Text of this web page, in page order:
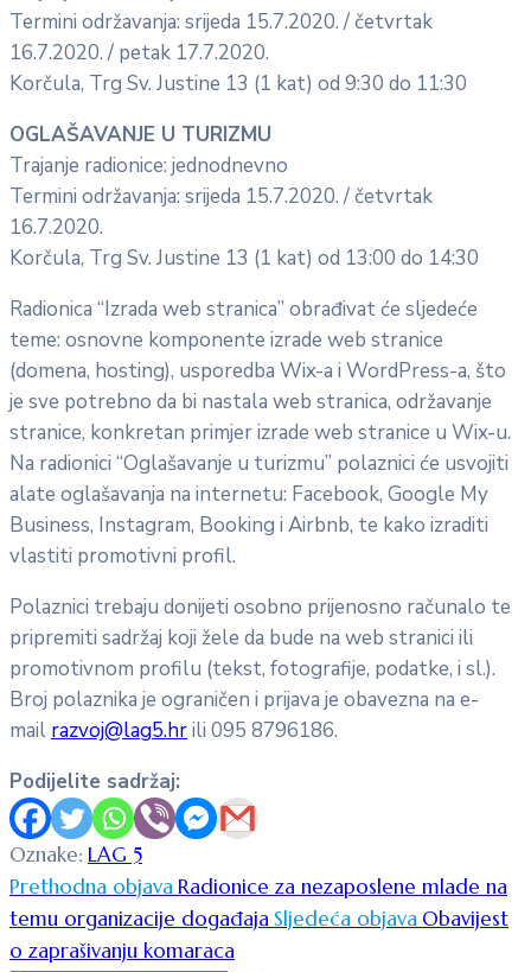
Termini održavanja: srijeda 15.7.2020. / četvrtak
16.7.2020. / petak 17.7.2020.
Korčula, Trg Sv. Justine 13 (1 kat) od 9:30 do 11:30
OGLAŠAVANJE U TURIZMU
Trajanje radionice: jednodnevno
Termini održavanja: srijeda 15.7.2020. / četvrtak
16.7.2020.
Korčula, Trg Sv. Justine 13 (1 kat) od 13:00 do 14:30
Radionica “Izrada web stranica” obrađivat će sljedeće
teme: osnovne komponente izrade web stranice
(domena, hosting), usporedba Wix-a i WordPress-a, što
je sve potrebno da bi nastala web stranica, održavanje
stranice, konkretan primjer izrade web stranice u Wix-u.
Na radionici “Oglašavanje u turizmu” polaznici će usvojiti
alate oglašavanja na internetu: Facebook, Google My
Business, Instagram, Booking i Airbnb, te kako izraditi
vlastiti promotivni profil.
Polaznici trebaju donijeti osobno prijenosno računalo te
pripremiti sadržaj koji žele da bude na web stranici ili
promotivnom profilu (tekst, fotografije, podatke, i sl.).
Broj polaznika je ograničen i prijava je obavezna na e-
mail razvoj@lag5.hrili 095 8796186.
Podijelite sadržaj:
Oznake: LAG 5
Prethodna objavaRadionice za nezaposlene mlade na
temu organizacije događajaSljedeća objava Obavijest
o zaprašivanju komaraca